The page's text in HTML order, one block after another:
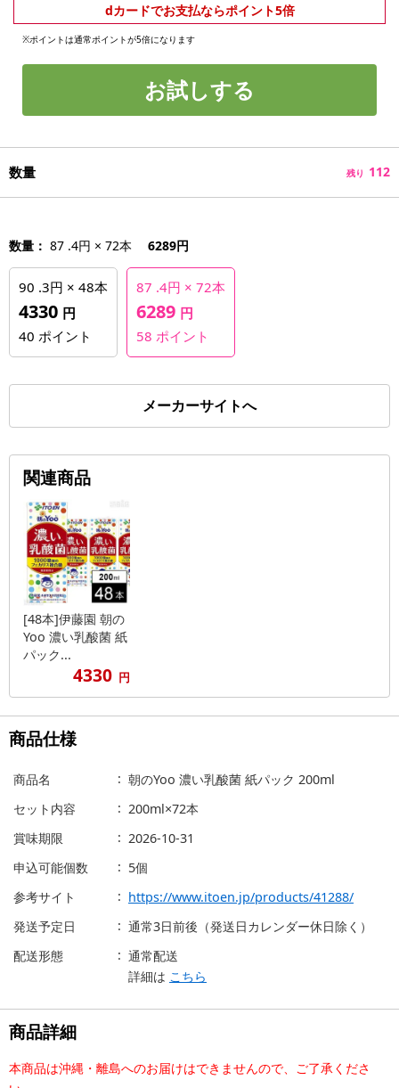
dカードでお支払ならポイント5倍
※ポイントは通常ポイントが5倍になります
お試しする
数量 残り 112
数量： 87 .4円 × 72本 6289円
90 .3円 × 48本
4330 円
40 ポイント
87 .4円 × 72本
6289 円
58 ポイント
メーカーサイトへ
関連商品
[48本]伊藤園 朝の
Yoo 濃い乳酸菌 紙
パック...
4330 円
商品仕様
商品名
朝のYoo 濃い乳酸菌 紙パック 200ml
セット内容
200ml×72本
賞味期限
2026-10-31
申込可能個数
5個
参考サイト
https://www.itoen.jp/products/41288/
発送予定日
通常3日前後（発送日カレンダー休日除く）
配送形態
通常配送
詳細は こちら
商品詳細
本商品は沖縄・離島へのお届けはできませんので、ご了承くださ